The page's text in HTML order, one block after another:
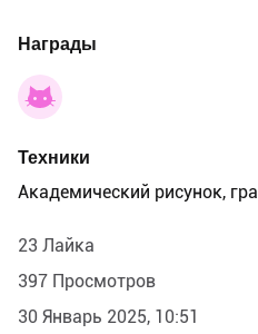
Награды
Техники
Академический рисунок,
23 Лайка
397 Просмотров
30 Январь 2025, 10:51